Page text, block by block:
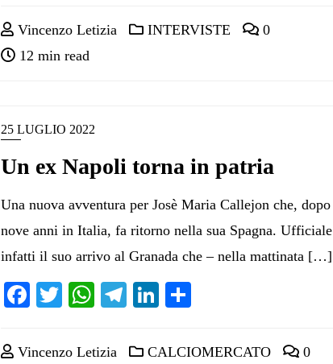
Vincenzo Letizia INTERVISTE
0
12 min read
25 LUGLIO 2022
Un ex Napoli torna in patria
Una nuova avventura per Josè Maria Callejon che, dopo
nove anni in Italia, fa ritorno nella sua Spagna. Ufficiale
infatti il suo arrivo al Granada che – nella mattinata […]
Facebook
TwitterWhatsApp
Telegram
LinkedIn
Vincenzo Letizia CALCIOMERCATO
0